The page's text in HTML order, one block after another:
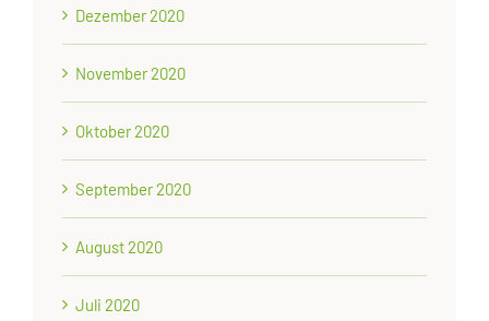
Dezember 2020
November 2020
Oktober 2020
September 2020
August 2020
Juli 2020